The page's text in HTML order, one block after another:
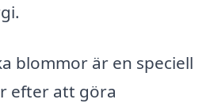
blommor är en speciell
efter att göra